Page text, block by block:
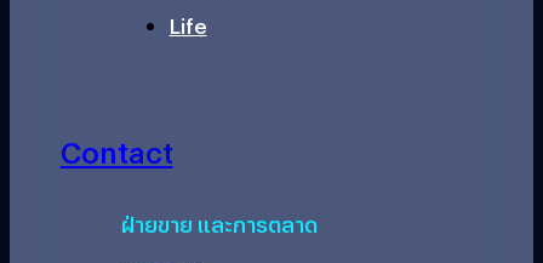
Life
Contact
ฝ่ายขาย และการตลาด